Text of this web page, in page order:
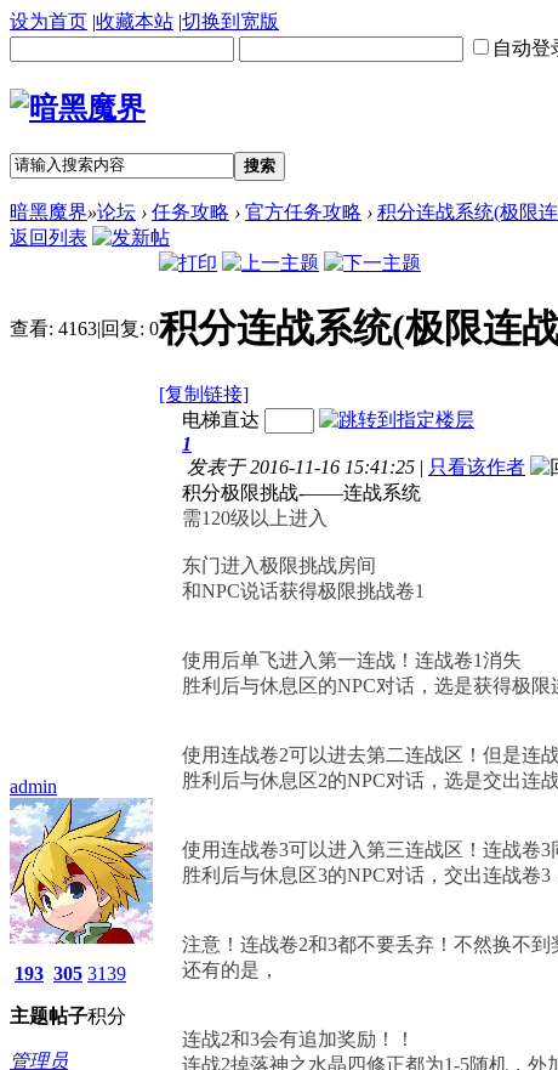
设为首页 |收藏本站 |切换到宽版
自动登
搜索
暗黑魔界»论坛 › 任务攻略 › 官方任务攻略 › 积分连战系统(极限
返回列表
查看: 4163|回复: 0积分连战系统(极限连
[复制链接]
admin
193
主题
305
帖子
3139
积分
管理员
电梯直达
1
发表于 2016-11-16 15:41:25 | 只看该作者
积分极限挑战-——连战系统
需120级以上进入
东门进入极限挑战房间
和NPC说话获得极限挑战卷1
使用后单飞进入第一连战！连战卷1消失
胜利后与休息区的NPC对话，选是获得极限
使用连战卷2可以进去第二连战区！但是连
胜利后与休息区2的NPC对话，选是交出连
使用连战卷3可以进入第三连战区！连战卷3
胜利后与休息区3的NPC对话，交出连战卷3
注意！连战卷2和3都不要丢弃！不然换不到
还有的是，
连战2和3会有追加奖励！！
连战2掉落神之水晶四修正都为1-5随机，